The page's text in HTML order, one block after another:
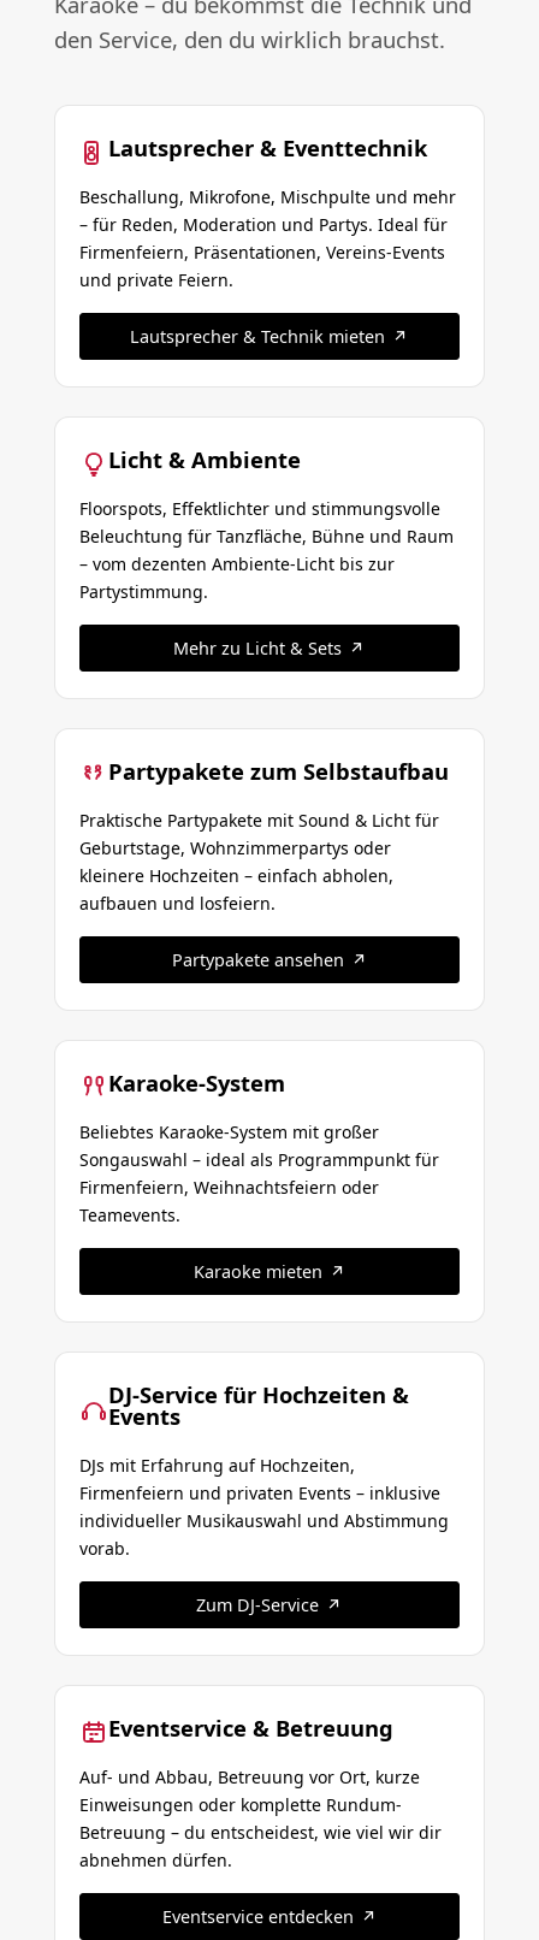
den Service, den du wirklich brauchst.
Lautsprecher & Eventtechnik
Beschallung, Mikrofone, Mischpulte und mehr
– für Reden, Moderation und Partys. Ideal für
Firmenfeiern, Präsentationen, Vereins-Events
und private Feiern.
Lautsprecher & Technik mieten
Licht & Ambiente
Floorspots, Effektlichter und stimmungsvolle
Beleuchtung für Tanzfläche, Bühne und Raum
– vom dezenten Ambiente-Licht bis zur
Partystimmung.
Mehr zu Licht & Sets
Partypakete zum Selbstaufbau
Praktische Partypakete mit Sound & Licht für
Geburtstage, Wohnzimmerpartys oder
kleinere Hochzeiten – einfach abholen,
aufbauen und losfeiern.
Partypakete ansehen
Karaoke-System
Beliebtes Karaoke-System mit großer
Songauswahl – ideal als Programmpunkt für
Firmenfeiern, Weihnachtsfeiern oder
Teamevents.
Karaoke mieten
DJ-Service für Hochzeiten &
Events
DJs mit Erfahrung auf Hochzeiten,
Firmenfeiern und privaten Events – inklusive
individueller Musikauswahl und Abstimmung
vorab.
Zum DJ-Service
Eventservice & Betreuung
Auf- und Abbau, Betreuung vor Ort, kurze
Einweisungen oder komplette Rundum-
Betreuung – du entscheidest, wie viel wir dir
abnehmen dürfen.
Eventservice entdecken